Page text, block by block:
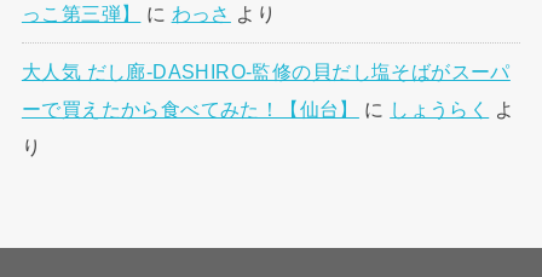
っこ第三弾】
に わっさ より
大人気 だし廊-DASHIRO-監修の貝だし塩そばがスーパ
ーで買えたから食べてみた！【仙台】
に しょうらく
よ
り